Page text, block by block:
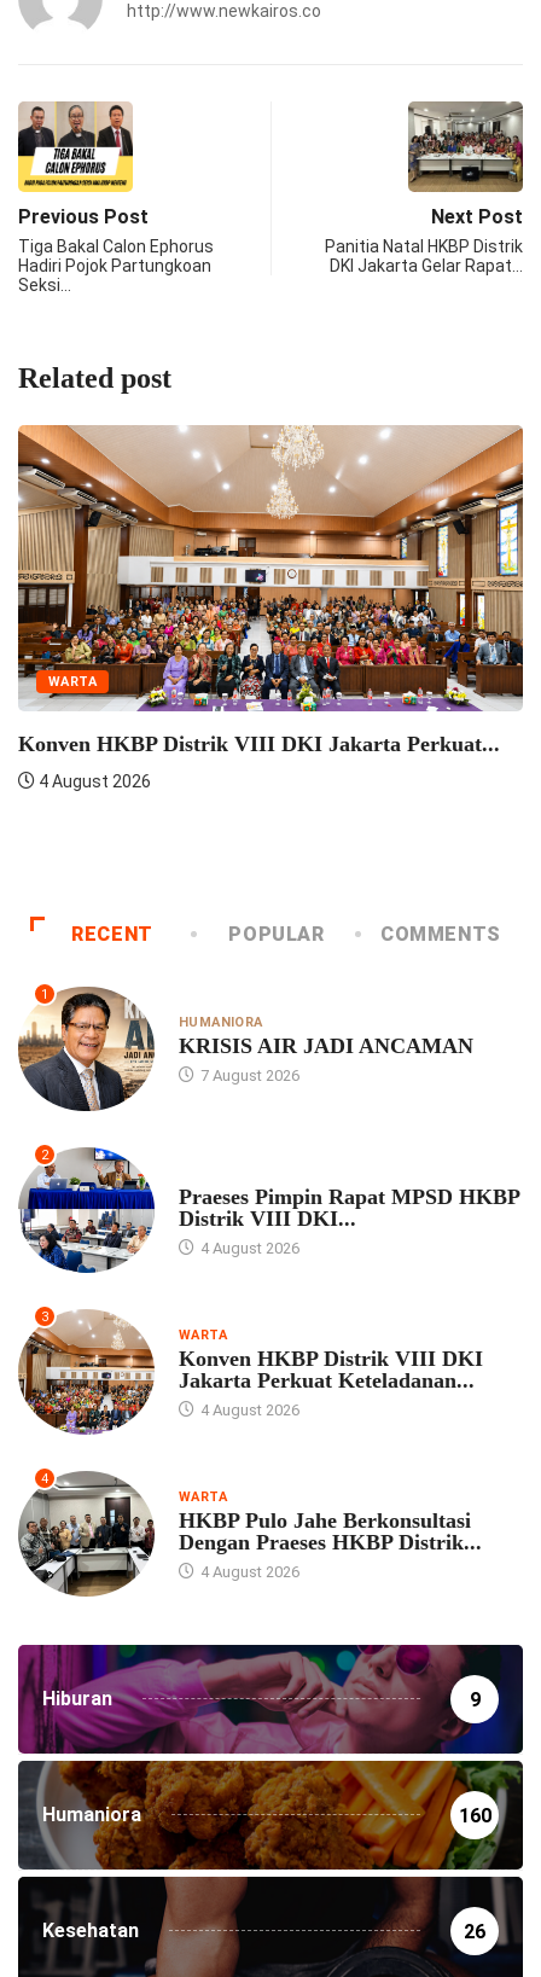
http://www.newkairos.co
Previous Post
Tiga Bakal Calon Ephorus
Hadiri Pojok Partungkoan
Seksi…
Next Post
Panitia Natal HKBP Distrik
DKI Jakarta Gelar Rapat…
Related post
WARTA
Konven HKBP Distrik VIII DKI Jakarta Perkuat...
4 August 2026
RECENT POPULAR COMMENTS
1
HUMANIORA
KRISIS AIR JADI ANCAMAN
7 August 2026
2
Praeses Pimpin Rapat MPSD HKBP
Distrik VIII DKI...
4 August 2026
3
WARTA
Konven HKBP Distrik VIII DKI
Jakarta Perkuat Keteladanan...
4 August 2026
4
WARTA
HKBP Pulo Jahe Berkonsultasi
Dengan Praeses HKBP Distrik...
4 August 2026
Hiburan 9
Humaniora 160
Kesehatan 26